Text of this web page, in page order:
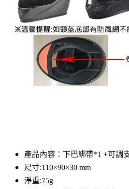
產品內容：下巴綁帶*1 +可調
尺寸:110×90×30 mm
淨重:75g